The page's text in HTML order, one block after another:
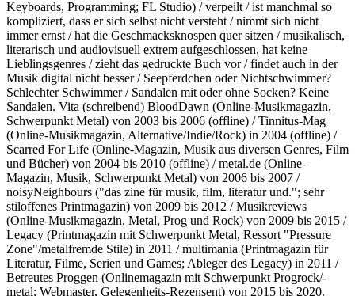
Keyboards, Programming; FL Studio) / verpeilt / ist manchmal so
kompliziert, dass er sich selbst nicht versteht / nimmt sich nicht
immer ernst / hat die Geschmacksknospen quer sitzen / musikalisch,
literarisch und audiovisuell extrem aufgeschlossen, hat keine
Lieblingsgenres / zieht das gedruckte Buch vor / findet auch in der
Musik digital nicht besser / Seepferdchen oder Nichtschwimmer?
Schlechter Schwimmer / Sandalen mit oder ohne Socken? Keine
Sandalen. Vita (schreibend) BloodDawn (Online-Musikmagazin,
Schwerpunkt Metal) von 2003 bis 2006 (offline) / Tinnitus-Mag
(Online-Musikmagazin, Alternative/Indie/Rock) in 2004 (offline) /
Scarred For Life (Online-Magazin, Musik aus diversen Genres, Film
und Bücher) von 2004 bis 2010 (offline) / metal.de (Online-
Magazin, Musik, Schwerpunkt Metal) von 2006 bis 2007 /
noisyNeighbours ("das zine für musik, film, literatur und."; sehr
stiloffenes Printmagazin) von 2009 bis 2012 / Musikreviews
(Online-Musikmagazin, Metal, Prog und Rock) von 2009 bis 2015 /
Legacy (Printmagazin mit Schwerpunkt Metal, Ressort "Pressure
Zone"/metalfremde Stile) in 2011 / multimania (Printmagazin für
Literatur, Filme, Serien und Games; Ableger des Legacy) in 2011 /
Betreutes Proggen (Onlinemagazin mit Schwerpunkt Progrock/-
metal; Webmaster, Gelegenheits-Rezensent) von 2015 bis 2020.